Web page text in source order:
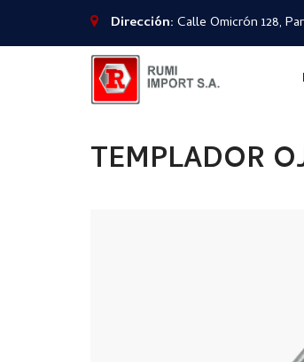
Dirección: Calle Omicrón 128,
TEMPLADOR